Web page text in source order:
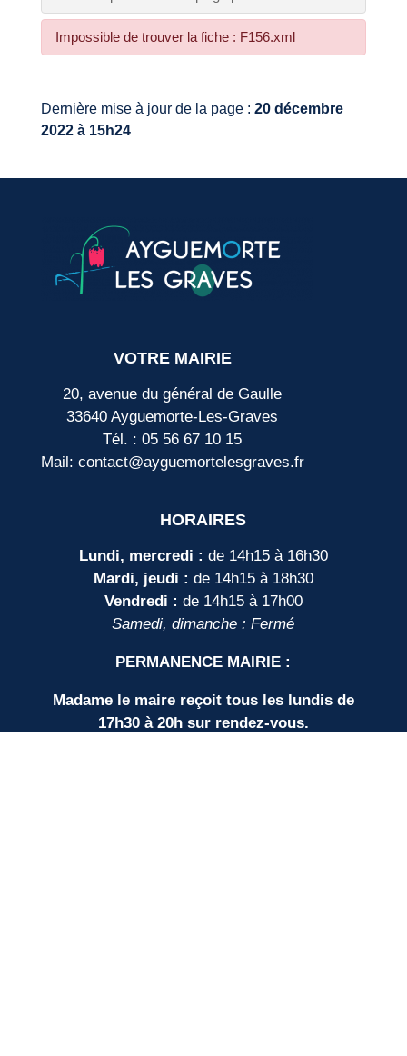
Impossible de trouver la fiche : F156.xml
Dernière mise à jour de la page : 20 décembre
2022 à 15h24
VOTRE MAIRIE
20, avenue du général de Gaulle
33640 Ayguemorte-Les-Graves
Tél. : 05 56 67 10 15
Mail: contact@ayguemortelesgraves.fr
HORAIRES
Lundi, mercredi : de 14h15 à 16h30
Mardi, jeudi : de 14h15 à 18h30
Vendredi : de 14h15 à 17h00
Samedi, dimanche : Fermé
PERMANENCE MAIRIE :
Madame le maire reçoit tous les lundis de
17h30 à 20h sur rendez-vous.